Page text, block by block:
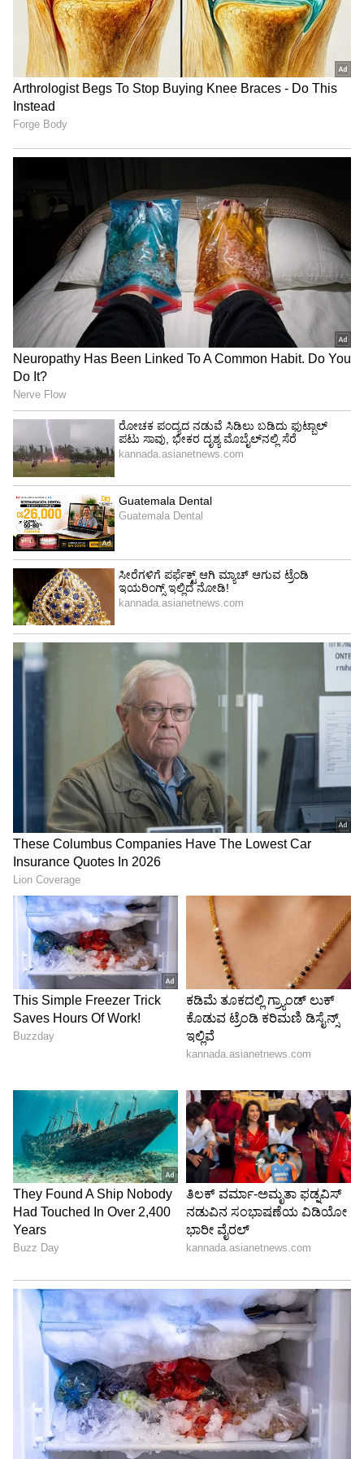
ಅಥವಾ ಲೆಹೆಂಗಾ ಮೇಲೆ ಹಾಕಿಕೊಳ್ಳಲು ಸ್ಟೈಲಿಶ್ ಬ್ಲೌಸ್
ಡಿಸೈನ್ ಮಾಡಿಸಬಹುದು. ದುಪಟ್ಟಾದ ಪಟ್ಟು ಬಾರ್ಡರ್ ಅನ್ನು
ಬ್ಲೌಸ್‌ನ ಕುತ್ತಿಗೆ, ತೋಳಿಗೆ ಬಳಸಿದರೆ ಲುಕ್ ಸಖತ್ತಾಗಿರುತ್ತೆ.
ನೋಡೋಕೆ ಹೊಸ ಬ್ಲೌಸ್ ತರಾನೇ ಕಾಣುತ್ತೆ.
4
6
Image Credit :Instagram
ಮಾಡರ್ನ್ ಬ್ಲೌಸ್
ಕಾಟನ್ ದುಪಟ್ಟಾಗಳಿಂದ ಈ ರೀತಿ ಸ್ಟೈಲಿಶ್, ಮಾಡರ್ನ್
ಬ್ಲೌಸ್‌ಗಳನ್ನು ಡಿಸೈನ್ ಮಾಡಿಸ್ಕೊಬಹುದು. ನಿಮ್ಮ ಹತ್ತಿರ
ಒಂದಕ್ಕಿಂತ ಹೆಚ್ಚು ದುಪಟ್ಟಾಗಳಿದ್ದರೆ, ಬೇರೆ ಬೇರೆ ಬಣ್ಣಗಳನ್ನು
ಸೇರಿಸಿ ಪ್ಯಾಚ್‌ವರ್ಕ್ ಬ್ಲೌಸ್ ಕೂಡ ರೆಡಿ ಮಾಡಿಸಬಹುದು.
ಇದು ತುಂಬಾ ಟ್ರೆಂಡಿ ಹಾಗೂ ಯೂನಿಕ್ ಆಗಿ ಕಾಣುತ್ತೆ.
ಮ್ಯಾಚಿಂಗ್ ಕಾಟನ್ ಸೀರೆ ಜೊತೆ ಹಾಕಿಕೊಂಡರೆ ನಿಮ್ಮ ಲುಕ್
ಸಖತ್ತಾಗಿರುತ್ತೆ.
Image Credit :Instagram
ಪ್ರಿಂಟೆಡ್ ಬ್ಲೌಸ್‌ಗಳು
ಪ್ರಿಂಟೆಡ್ ಅಥವಾ ನೆಟ್ ದುಪಟ್ಟಾಗಳಲ್ಲಿ ಹೈ ನೆಕ್, ಡೀಪ್ ನೆಕ್
ಬ್ಲೌಸ್‌ಗಳು ತುಂಬಾ ಚೆನ್ನಾಗಿ ಕಾಣಿಸುತ್ತವೆ. ಇವು ಸೀರೆಗೆ ಒಂದು
ಮಾಡರ್ನ್ ಟಚ್ ಕೊಡುತ್ತವೆ. ಹಾಗೆಯೇ, ಹಗುರವಾದ
ದುಪಟ್ಟಾಗಳಲ್ಲಿ ಸಿಂಪಲ್ ಸ್ಲೀವ್‌ಲೆಸ್ ಅಥವಾ ಬೋಟ್ ನೆಕ್
ಬ್ಲೌಸ್ ಡಿಸೈನ್ ಮಾಡಿಸಿದರೆ, ಕ್ಯಾಶುಯಲ್ ಮತ್ತು ಪಾರ್ಟಿ
ವೇರ್ ಎರಡಕ್ಕೂ ಬಳಸಬಹುದು.
6